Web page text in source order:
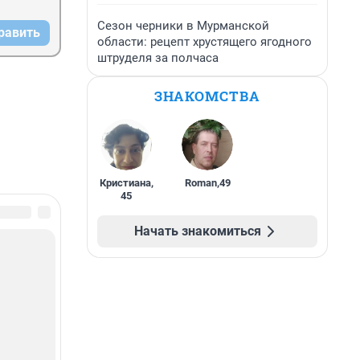
Сезон черники в Мурманской
области: рецепт хрустящего ягодного
штруделя за полчаса
ЗНАКОМСТВА
Кристиана,
45
Roman,49
Начать знакомиться